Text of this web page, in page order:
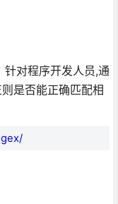
对程序开发人员,通
是否能正确匹配相